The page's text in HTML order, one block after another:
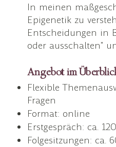
In meinen
Epigenetik zu
Entscheidungen in
oder ausschalten"
Angebot im
Flexible
Fragen
Format: online
Erstgespräch: ca.
Folgesitzungen: ca.